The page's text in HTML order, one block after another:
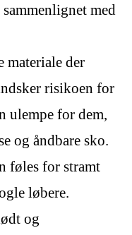
med
materiale der
risikoen for
ulempe for dem,
og åndbare sko.
føles for stramt
løbere.
og